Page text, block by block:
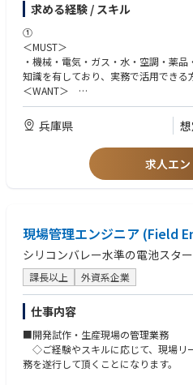
➀【施設：施設管理/企画業務［姫路］
ご経験やスキルに応じて、以下いずれ
【1. 施設管理業務】
電池開発拠点の強化・拡大に対応した
安定稼働が求められる環境で、日々業
＜具体例＞
〇インフラ設備の保守計画立案：年
管理、外部業者調整
〇設備点検・メンテナンスの実施：
備、機械設備、建屋、ガス供給設備
工事管理、安全管理
【2. 企画系業務】
部門運営に関わる企画業務を担当し
ます。
＜具体例＞
〇省エネ診断の実施：エネルギー使用
現場調査、ムダ抽出
〇部門運営に関する企画業務：経理
討）、契約（業者選定・契約管理）な
求める経験 / スキル
➀
＜MUST＞
・機械・電気・ガス・水・空調・薬
知識を有しており、実務で活用できる
＜WANT＞
・メーカーにて施設管理経験をお持ち
※以下いずれかの資格をお持ちの方を
・第3種電気主任技術者 or 第2種電
・技術士関連の資格
・高圧ガス甲、機
・1級施工管理技士
➁
〇電気主任技術者に応募の方
＜MUST＞
・電気主任技術者としての業務経験が
※業界は問わず
＜WANT＞
・第2種電気主任技術者の資格を有す
・機械建屋等の設計図の検図、設備建
兵庫県
求人エ
現場管理エンジニア (Field
シリコンバレー水準の電池スタ
課長以上 外資系企業
仕事内容
■開発試作・生産現場の管理業務
◇ご経験やスキルに応じて、現場リ
務を遂行して頂くことになります。